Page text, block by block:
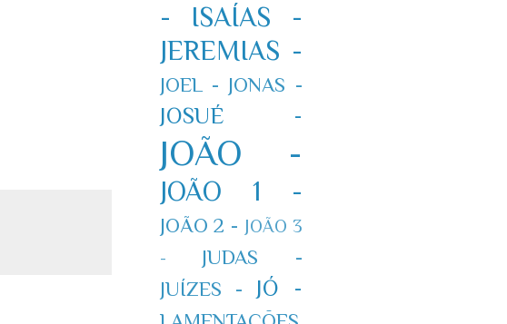
-
ISAÍAS -
JEREMIAS -
JOEL - JONAS -
JOSUÉ -
JOÃO -
JOÃO 1 -
JOÃO 2 - JOÃO 3
-
JUDAS -
JUÍZES -
JÓ -